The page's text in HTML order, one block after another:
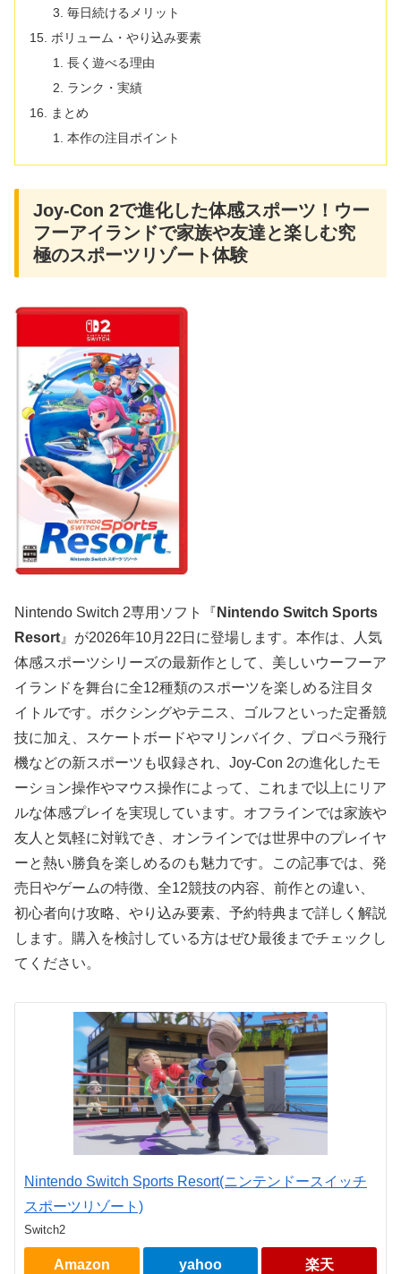
毎日続けるメリット
ボリューム・やり込み要素
長く遊べる理由
ランク・実績
まとめ
本作の注目ポイント
Joy-Con 2で進化した体感スポーツ！ウー
フーアイランドで家族や友達と楽しむ究
極のスポーツリゾート体験
Nintendo Switch 2専用ソフト『 Nintendo Switch Sports
Resort』が2026年10月22日に登場します。本作は、人気
体感スポーツシリーズの最新作として、美しいウーフーア
イランドを舞台に全12種類のスポーツを楽しめる注目タ
イトルです。ボクシングやテニス、ゴルフといった定番競
技に加え、スケートボードやマリンバイク、プロペラ飛行
機などの新スポーツも収録され、Joy-Con 2の進化したモ
ーション操作やマウス操作によって、これまで以上にリア
ルな体感プレイを実現しています。オフラインでは家族や
友人と気軽に対戦でき、オンラインでは世界中のプレイヤ
ーと熱い勝負を楽しめるのも魅力です。この記事では、発
売日やゲームの特徴、全12競技の内容、前作との違い、
初心者向け攻略、やり込み要素、予約特典まで詳しく解説
します。購入を検討している方はぜひ最後までチェックし
てください。
Nintendo Switch Sports Resort(ニンテンドースイッチ
スポーツリゾート)
Switch2
Amazon yahoo 楽天